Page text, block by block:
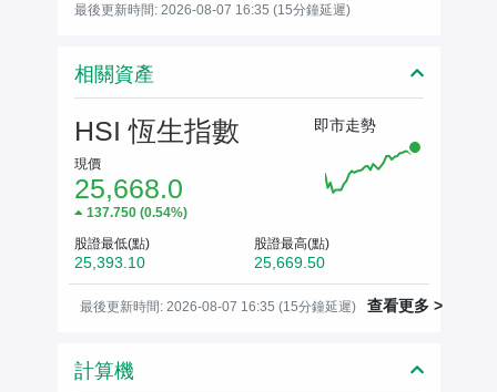
最後更新時間: 2026-08-07 16:35 (15分鐘延遲)
相關資產
HSI 恆生指數
現價
25,668.0
137.750(0.54%)
即市走勢
股證最低(點)
25,393.10
股證最高(點)
25,669.50
最後更新時間: 2026-08-07 16:35 (15分鐘延遲) 查看更多 >
計算機